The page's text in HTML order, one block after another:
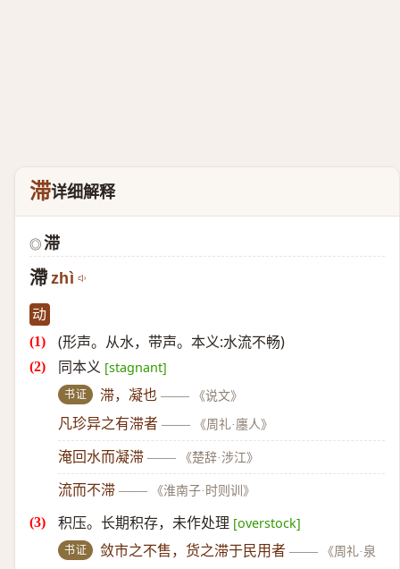
滞详细解释
◎ 滞
滯 zhì
动
(形声。从水，带声。本义:水流不畅)
同本义 [stagnant]
书证 滞，凝也 —— 《说文》
凡珍异之有滞者 —— 《周礼·廛人》
淹回水而凝滞 —— 《楚辞·涉江》
流而不滞 —— 《淮南子·时则训》
积压。长期积存，未作处理 [overstock]
书证 敛市之不售，货之滞于民用者 ——
《周礼·泉